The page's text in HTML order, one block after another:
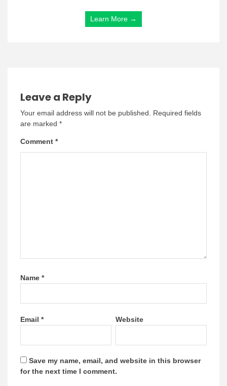
Learn More →
Leave a Reply
Your email address will not be published.
Required fields
are marked *
Comment *
Name *
Email * Website
Save my name, email, and website in this browser
for the next time I comment.